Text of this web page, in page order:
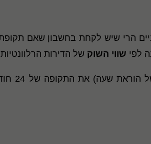
הרי שיש לקחת בחשבון שאם
שווי השוק של הדירות
יכול להיות